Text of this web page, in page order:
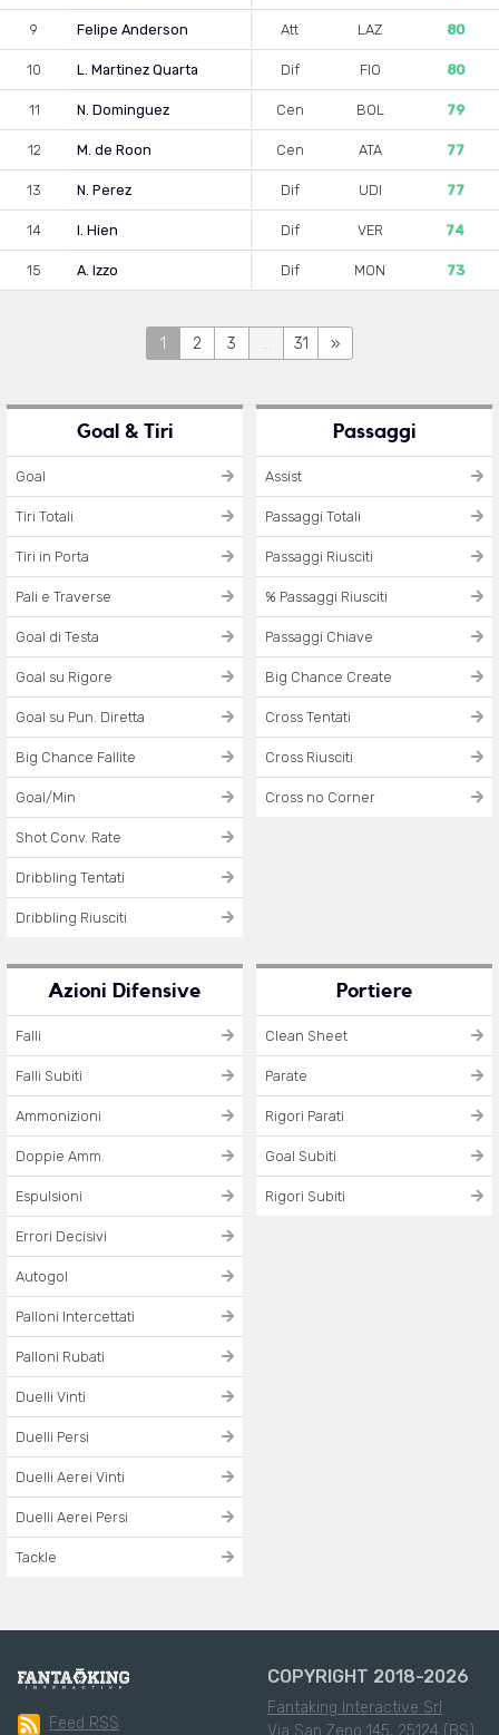
9 Felipe Anderson Att LAZ 80
10 L. Martinez Quarta Dif FIO 80
11 N. Dominguez Cen BOL 79
12 M. de Roon Cen ATA 77
13 N. Perez Dif UDI 77
14 I. Hien Dif VER 74
15 A. Izzo Dif MON 73
1 2 3 ... 31 »
Goal & Tiri
Goal
Tiri Totali
Tiri in Porta
Pali e Traverse
Goal di Testa
Goal su Rigore
Goal su Pun. Diretta
Big Chance Fallite
Goal/Min
Shot Conv. Rate
Dribbling Tentati
Dribbling Riusciti
Passaggi
Assist
Passaggi Totali
Passaggi Riusciti
% Passaggi Riusciti
Passaggi Chiave
Big Chance Create
Cross Tentati
Cross Riusciti
Cross no Corner
Azioni Difensive
Falli
Falli Subiti
Ammonizioni
Doppie Amm.
Espulsioni
Errori Decisivi
Autogol
Palloni Intercettati
Palloni Rubati
Duelli Vinti
Duelli Persi
Duelli Aerei Vinti
Duelli Aerei Persi
Tackle
Portiere
Clean Sheet
Parate
Rigori Parati
Goal Subiti
Rigori Subiti
Feed RSS
COPYRIGHT 2018-2026
Fantaking Interactive Srl